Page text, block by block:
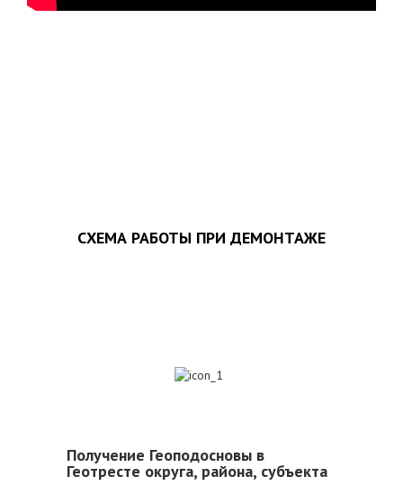
СХЕМА РАБОТЫ ПРИ ДЕМОНТАЖЕ
Получение Геоподосновы в
Геотресте округа, района, субъекта